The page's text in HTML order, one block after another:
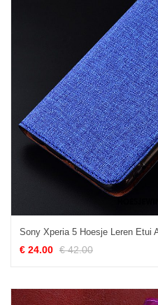
€ 24.00 € 42.00